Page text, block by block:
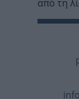
από τη